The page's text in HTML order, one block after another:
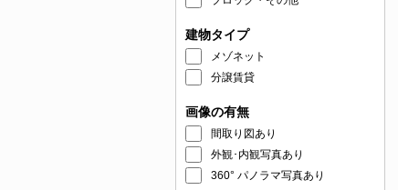
建物タイプ
メゾネット
分譲賃貸
画像の有無
間取り図あり
外観･内観写真あり
360° パノラマ写真あり